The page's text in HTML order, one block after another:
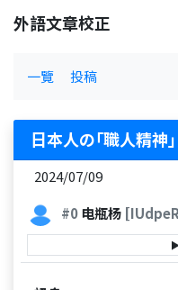
外語文章校正
一覽 投稿
日本人の｢職人精神
2024/07/09
#0电瓶杨